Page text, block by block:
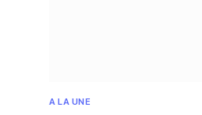
A LA UNE